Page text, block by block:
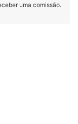
uma comissão.